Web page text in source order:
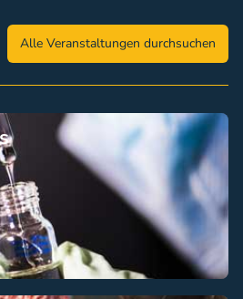
Alle Veranstaltungen durchsuchen